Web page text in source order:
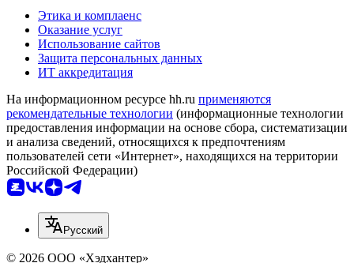
Этика и комплаенс
Оказание услуг
Использование сайтов
Защита персональных данных
ИТ аккредитация
На информационном ресурсе hh.ru применяются
рекомендательные технологии (информационные технологии
предоставления информации на основе сбора, систематизации
и анализа сведений, относящихся к предпочтениям
пользователей сети «Интернет», находящихся на территории
Российской Федерации)
Русский
© 2026 ООО «Хэдхантер»